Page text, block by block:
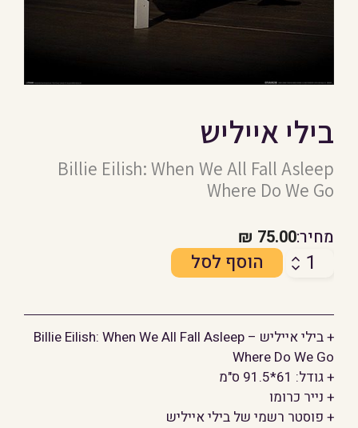
בילי אייליש
Billie Eilish: When We All Fall Asleep
Where Do We Go
מחיר:75.00
₪
כמות
אייליש
הוסף לסל
+ בילי אייליש – Billie Eilish: When We All Fall Asleep
Where Do We Go
+ גודל: 61*91.5 ס"מ
+ נייר כרומו
+ פוסטר רשמי של בילי אייליש